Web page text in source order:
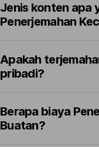
Jenis konten apa
Penerjemahan
Apakah
pribadi?
Berapa biaya
Buatan?